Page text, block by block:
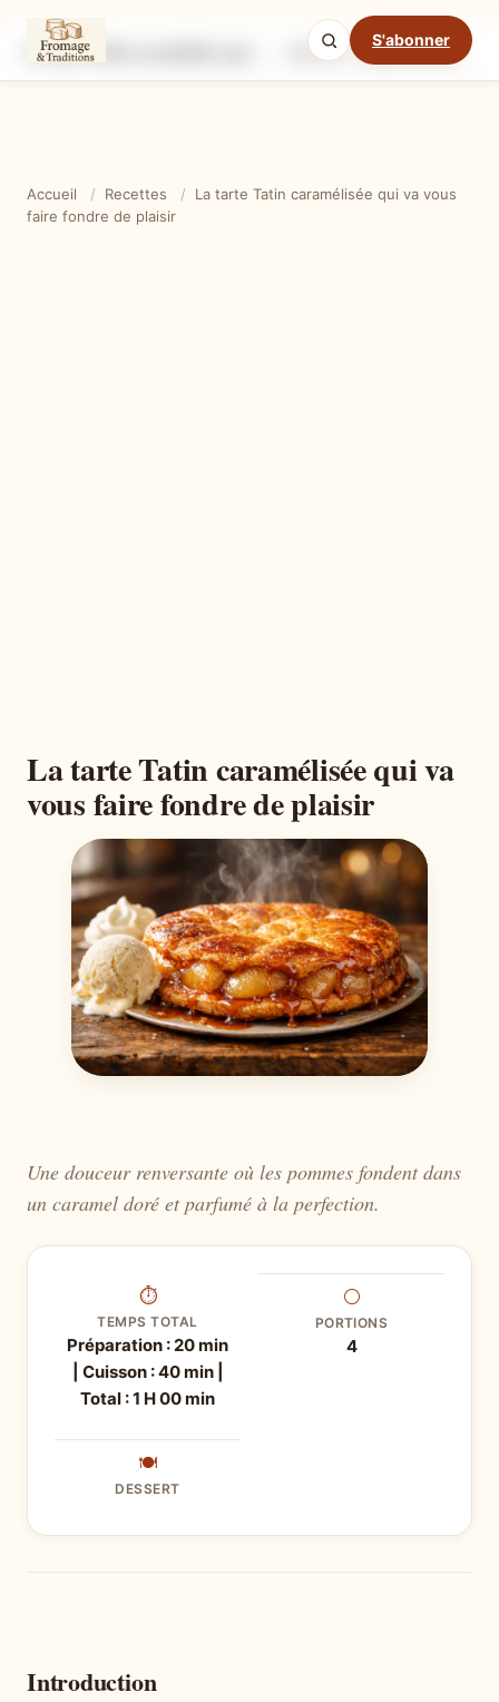
S'abonner
Ingrédients Étapes
Mode cuisine
Accueil / Recettes /
La tarte Tatin caramélisée qui va vous
faire fondre de plaisir
La tarte Tatin caramélisée qui va
vous faire fondre de plaisir
Une douceur renversante où les pommes fondent dans
un caramel doré et parfumé à la perfection.
⏱
TEMPS TOTAL
Préparation : 20 min
| Cuisson : 40 min |
Total : 1 H 00 min
⚪
PORTIONS
4
🍽
DESSERT
Introduction